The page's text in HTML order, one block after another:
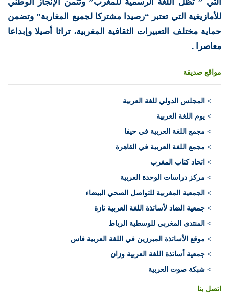
للأمازيغية التي تعتبر “رصيدا مشتركا لجميع المغاربة” وتضمن
حماية مختلف التعبيرات الثقافية المغربية، تراثا أصيلا وإبداعا
معاصرا .
مواقع صديقة
> المجلس الدولي للغة العربية
> يوم اللغة العربية
> مجمع اللغة العربية في حيفا
> مجمع اللغة العربية في القاهرة
> اتحاد كتاب المغرب
> مركز دراسات الوحدة العربية
> الجمعية المغربية للتواصل الصحي البيضاء
> جمعية الضاد لأساتذة اللغة العربية تازة
> المنتدى المغربي للوسطية الرباط
> موقع الأساتذة المبرزين في اللغة العربية فاس
> جمعية أساتذة اللغة العربية وزان
> شبكة صوت العربية
اتصل بنا